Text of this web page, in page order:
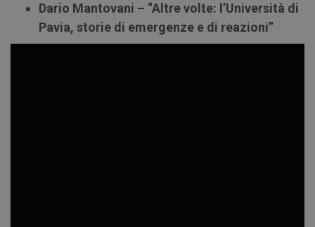
Dario Mantovani – “Altre volte: l’Università di
Pavia, storie di emergenze e di reazioni”